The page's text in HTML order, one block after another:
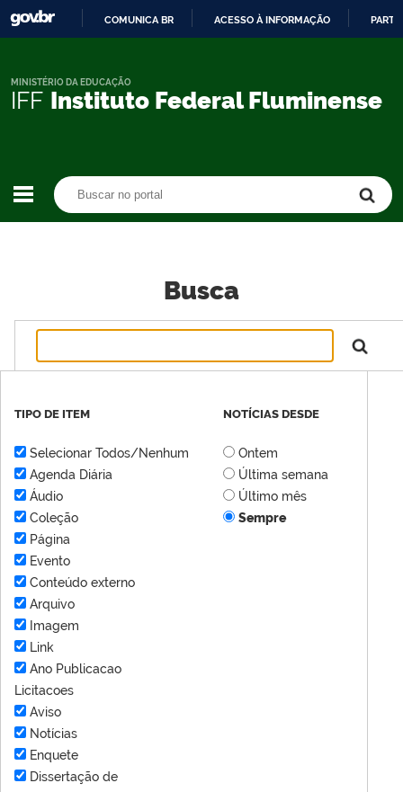
CONTEÚDO
COMUNICA BR ACESSO À INFORMAÇÃO
IFF Instituto Federal Fluminense
MINISTÉRIO DA EDUCAÇÃO
Busca
TIPO DE ITEM
Selecionar Todos/Nenhum
Agenda Diária
Áudio
Coleção
Página
Evento
Conteúdo externo
Arquivo
Imagem
Link
Ano Publicacao
Licitacoes
Aviso
Notícias
Enquete
Dissertação de
NOTÍCIAS DESDE
Ontem
Última semana
Último mês
Sempre